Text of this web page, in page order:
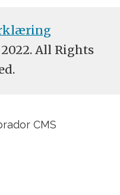
All Rights
CMS